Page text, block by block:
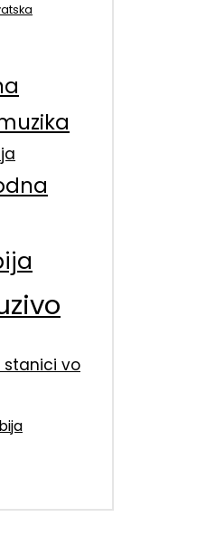
stanici vo